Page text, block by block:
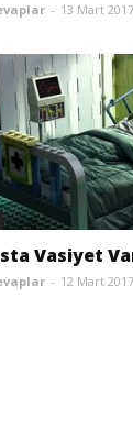
- 13 Mart 2017
Vasiyet
- 12 Mart 2017